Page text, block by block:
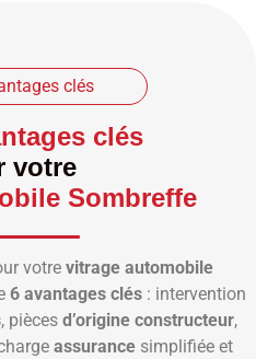
clés
clés
votre
Sombreffe
votre vitrage automobile
6 avantages clés : intervention
, pièces d’origine constructeur,
assurancesimplifiée et